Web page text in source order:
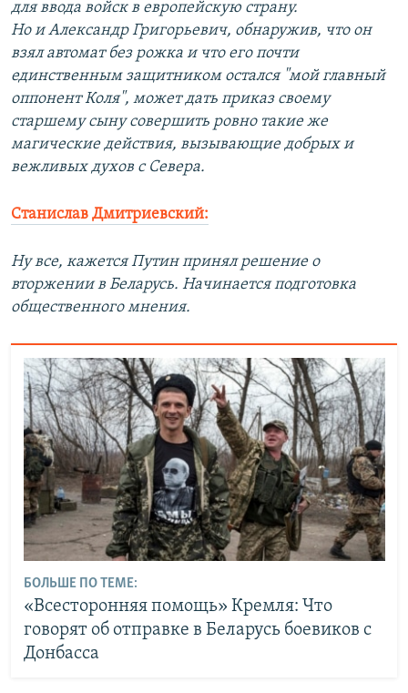
для ввода войск в европейскую страну.
Но и Александр Григорьевич, обнаружив, что он
взял автомат без рожка и что его почти
единственным защитником остался "мой главный
оппонент Коля", может дать приказ своему
старшему сыну совершить ровно такие же
магические действия, вызывающие добрых и
вежливых духов с Севера.
Станислав Дмитриевский:
Ну все, кажется Путин принял решение о
вторжении в Беларусь. Начинается подготовка
общественного мнения.
БОЛЬШЕ ПО ТЕМЕ:
«Всесторонняя помощь» Кремля: Что
говорят об отправке в Беларусь боевиков с
Донбасса